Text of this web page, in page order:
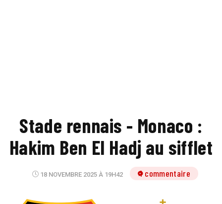
Stade rennais - Monaco :
Hakim Ben El Hadj au sifflet
18 NOVEMBRE 2025 À 19H42 1 commentaire